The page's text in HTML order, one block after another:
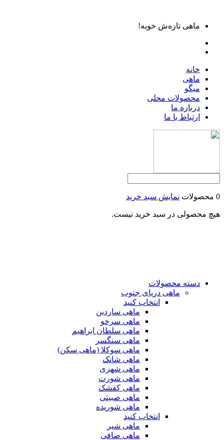
ماهی تازه‌ش خوبه!
خانه
ماهی
میگو
محصولات محلی
درباره ما
ارتباط با ما
0 محصولات نمایش سبد خرید
هیچ محصولی در سبد خرید نیست.
دسته محصولات
ماهی دریای جنوب
انتخاب کنید
ماهی ساردین
ماهی سرخو
ماهی سلطان ابراهیم
ماهی سنگسر
ماهی سوکلا (ماهی سکن)
ماهی شانک
ماهی شهری
ماهی شورت
ماهی کفشک
ماهی صبیتی
ماهی شوریده
انتخاب کنید
ماهی شیر
ماهی صافی